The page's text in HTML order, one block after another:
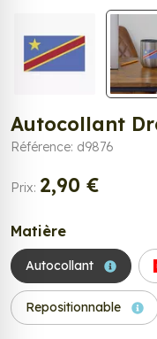
Autocollant
Référence: d9876
Prix: 2,90 €
Matière
Autocollant
Repositionnable